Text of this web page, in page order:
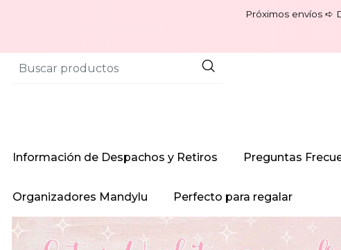
Próximos envíos ➪
Información de Despachos y Retiros Preguntas
Organizadores Mandylu Perfecto para regalar